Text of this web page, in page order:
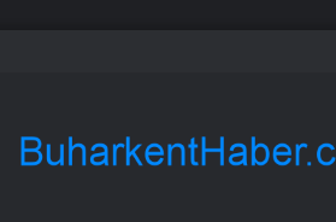
herkes e-Devlet’ten kontrol etsin: 3 bin